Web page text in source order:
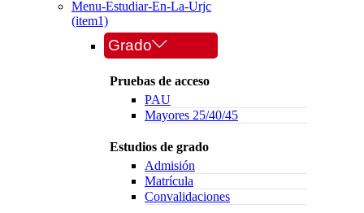
Menu-Estudiar-En-La-Urjc
(item1)
Grado
Pruebas de acceso
PAU
Mayores 25/40/45
Estudios de grado
Admisión
Matrícula
Convalidaciones